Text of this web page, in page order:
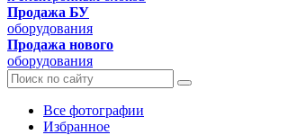
Продажа БУ
оборудования
Продажа нового
оборудования
Все фотографии
Избранное